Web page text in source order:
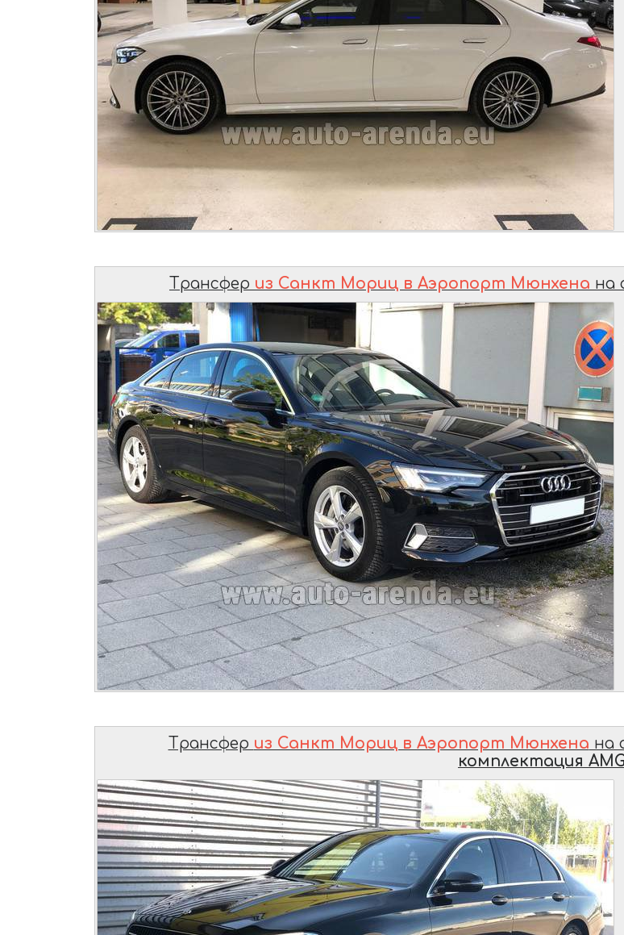
Трансфер из Санкт Мориц в Аэропорт Мюнхена на
Трансфер из Санкт Мориц в Аэропорт Мюнхена на
комплектация